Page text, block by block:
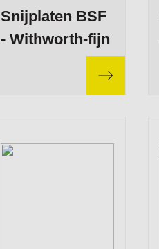
Snijplaten BSF
- Withworth-fijn